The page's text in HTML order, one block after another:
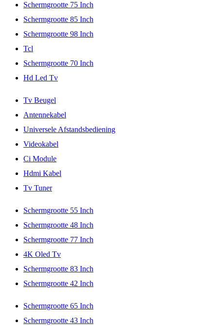
Schermgrootte 75 Inch
Schermgrootte 85 Inch
Schermgrootte 98 Inch
Tcl
Schermgrootte 70 Inch
Hd Led Tv
Tv Beugel
Antennekabel
Universele Afstandsbediening
Videokabel
Ci Module
Hdmi Kabel
Tv Tuner
Schermgrootte 55 Inch
Schermgrootte 48 Inch
Schermgrootte 77 Inch
4K Oled Tv
Schermgrootte 83 Inch
Schermgrootte 42 Inch
Schermgrootte 65 Inch
Schermgrootte 43 Inch